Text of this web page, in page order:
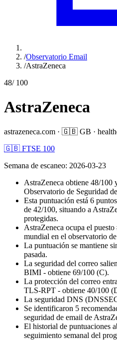
/Observatorio Email
/AstraZeneca
48/ 100
AstraZeneca
astrazeneca.com · 🇬🇧 GB ·
🇬🇧 FTSE 100
Semana de escaneo: 2026-03-23
AstraZeneca obtiene 48/
Observatorio de Seguridad
Esta puntuación está 6
de 42/100, situando a
protegidas.
AstraZeneca ocupa el
mundial en el observatorio
La puntuación se mantiene
pasada.
La seguridad del correo
BIMI - obtiene 69/100 (C).
La protección del correo
TLS-RPT - obtiene 40/100
La seguridad DNS
Se identificaron 5
seguridad de email de
El historial de puntuaciones
seguimiento semanal del